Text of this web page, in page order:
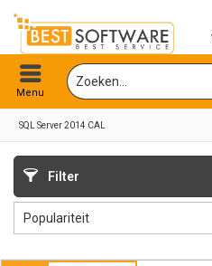
Menu
SQL Server 2014 CAL
Filter